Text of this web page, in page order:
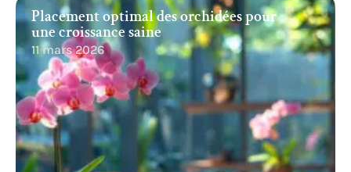
Placement optimal des orchidées pour
une croissance saine
11 mars 2026